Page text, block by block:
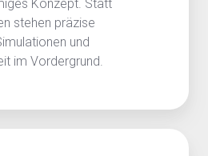
Konzept. Statt
stehen präzise
und
im Vordergrund.